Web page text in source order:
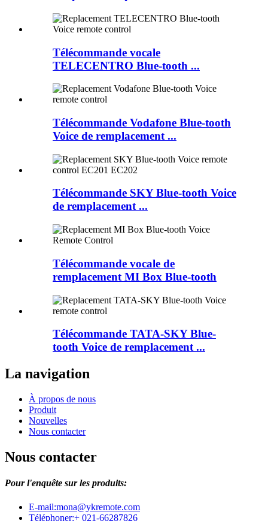
Télécommande vocale
TELECENTRO Blue-tooth ...
Télécommande Vodafone Blue-tooth
Voice de remplacement ...
Télécommande SKY Blue-tooth Voice
de remplacement ...
Télécommande vocale de
remplacement MI Box Blue-tooth
Télécommande TATA-SKY Blue-
tooth Voice de remplacement ...
La navigation
À propos de nous
Produit
Nouvelles
Nous contacter
Nous contacter
Pour l'enquête sur les produits:
E-mail:mona@ykremote.com
Téléphoner:+ 021-66287826